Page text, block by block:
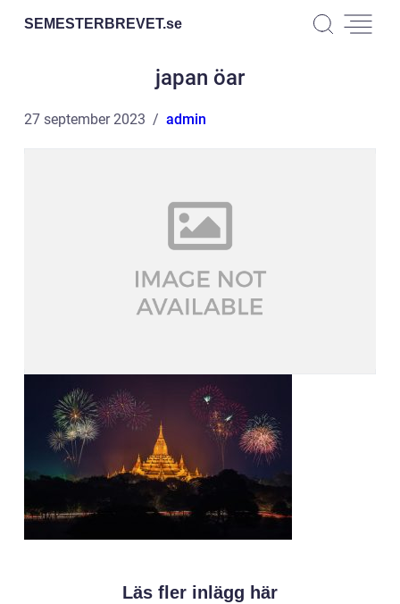
SEMESTERBREVET.se
japan öar
27 september 2023 admin
Läs fler inlägg här